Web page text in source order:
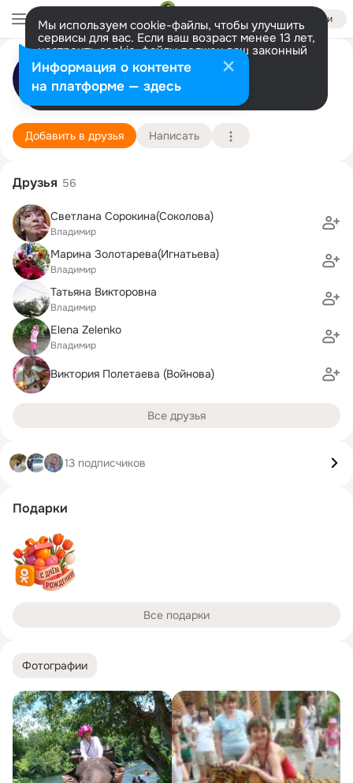
Войти
Мы используем cookie-файлы, чтобы улучшить
сервисы для вас. Если ваш возраст менее 13 лет,
настроить cookie-файлы должен ваш законный
представитель. Больше информации
Разрешить все Настроить
Екатерина Акимова
Владимир 9 ноября (50 лет)
Подробнее
Добавить в друзья Написать
Фотографии
Друзья 56
Светлана Сорокина(Соколова)
Владимир
Марина Золотарева(Игнатьева)
Владимир
Татьяна Викторовна
Владимир
Elena Zelenko
Владимир
Виктория Полетаева (Войнова)
Все друзья
13 подписчиков
Подарки
Все подарки
Информация о контенте
на платформе — здесь